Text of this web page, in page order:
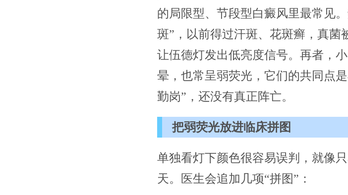
的局限型、节段型白癜风里最常见
斑”，以前得过汗斑、花斑癣，真菌
让伍德灯发出低亮度信号。再者，
晕，也常呈弱荧光，它们的共同点
勤岗”，还没有真正阵亡。
把弱荧光放进临床拼图
单独看灯下颜色很容易误判，就像
天。医生会追加几项“拼图”：